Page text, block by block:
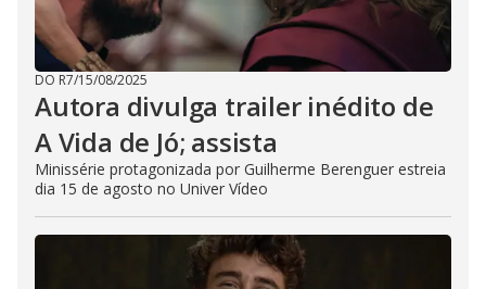
DO R7/15/08/2025
Autora divulga trailer inédito de
A Vida de Jó; assista
Minissérie protagonizada por Guilherme Berenguer estreia
dia 15 de agosto no Univer Vídeo